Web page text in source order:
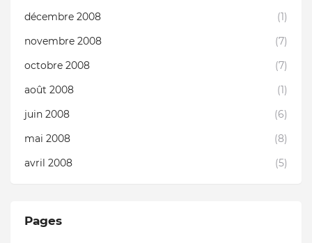
décembre 2008
(1)
novembre 2008
(7)
octobre 2008
(7)
août 2008
(1)
juin 2008
(6)
mai 2008
(8)
avril 2008
(5)
Pages